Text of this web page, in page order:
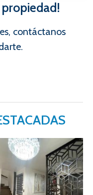
propiedad!
contáctanos